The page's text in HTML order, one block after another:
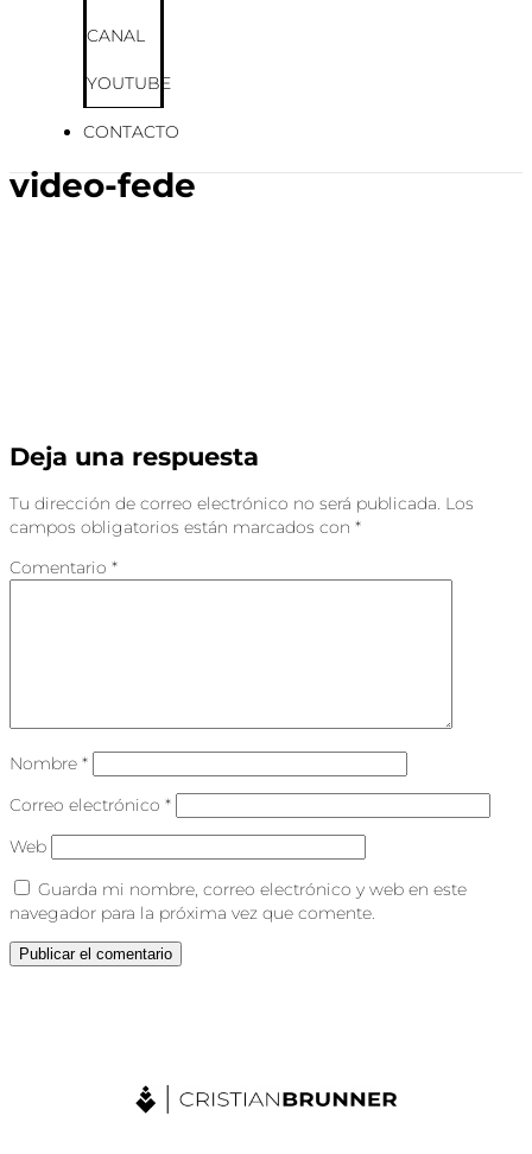
CANAL
YOUTUBE
CONTACTO
video-fede
Deja una respuesta
Tu dirección de correo electrónico no será publicada. Los
campos obligatorios están marcados con *
Comentario *
Nombre *
Correo electrónico *
Web
Guarda mi nombre, correo electrónico y web en este
navegador para la próxima vez que comente.